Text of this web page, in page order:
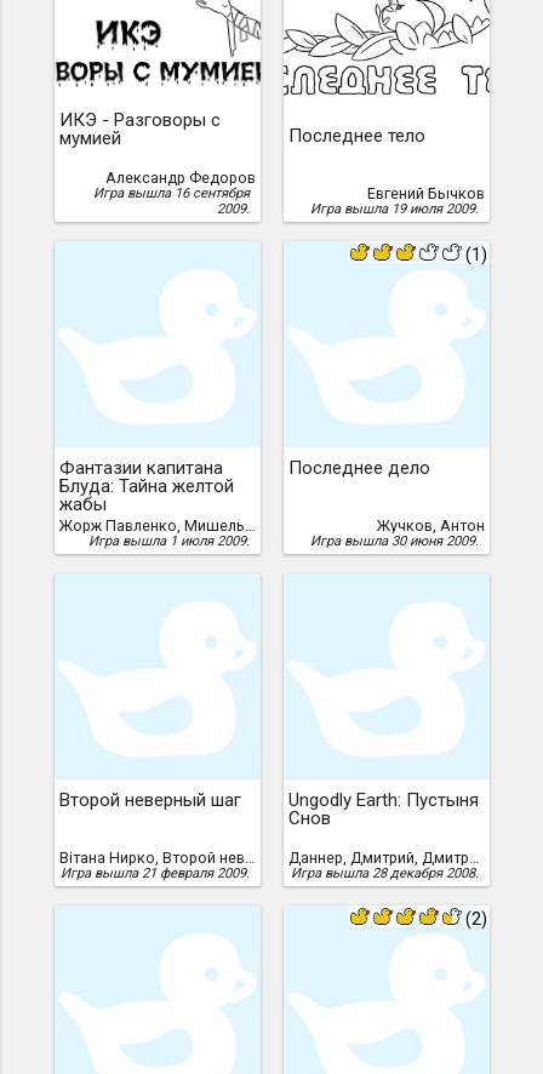
ИКЭ - Разговоры с
мумией
Александр Федоров
Игра вышла 16 сентября
2009.
Последнее тело
Евгений Бычков
Игра вышла 19 июля 2009.
Фантазии капитана
Блуда: Тайна желтой
жабы
Жорж Павленко, Мишель Федотов, Михаил Федотов скачать
Игра вышла 1 июля 2009.
(1)
Последнее дело
Жучков, Антон
Игра вышла 30 июня 2009.
Второй неверный шаг
Вiтана Нирко, Второй неверный шаг"
Игра вышла 21 февраля 2009.
Ungodly Earth: Пустыня
Снов
Даннер, Дмитрий, Дмитрий Даннер
Игра вышла 28 декабря 2008.
(2)